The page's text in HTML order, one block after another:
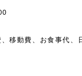
移動費、お食事代、